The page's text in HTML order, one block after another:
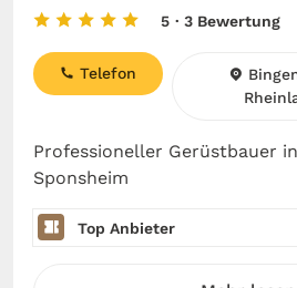
5 · 3 Bewertung
Professioneller Gerüstbauer
Sponsheim
Telefon
Top Anbieter